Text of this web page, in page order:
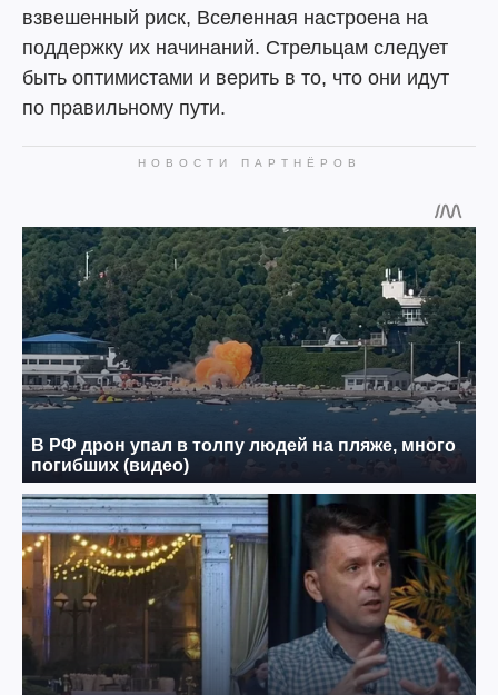
взвешенный риск, Вселенная настроена на
поддержку их начинаний. Стрельцам следует
быть оптимистами и верить в то, что они идут
по правильному пути.